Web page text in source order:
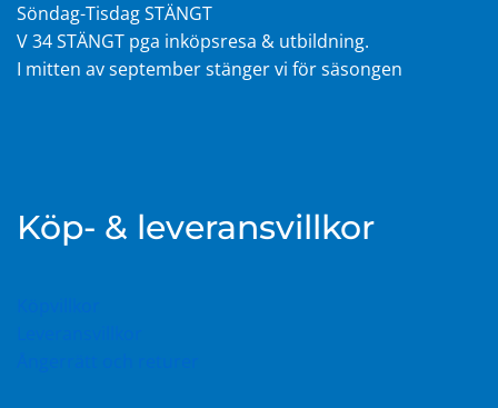
Söndag-Tisdag STÄNGT
V 34 STÄNGT pga inköpsresa & utbildning.
I mitten av september stänger vi för säsongen
Köp- & leveransvillkor